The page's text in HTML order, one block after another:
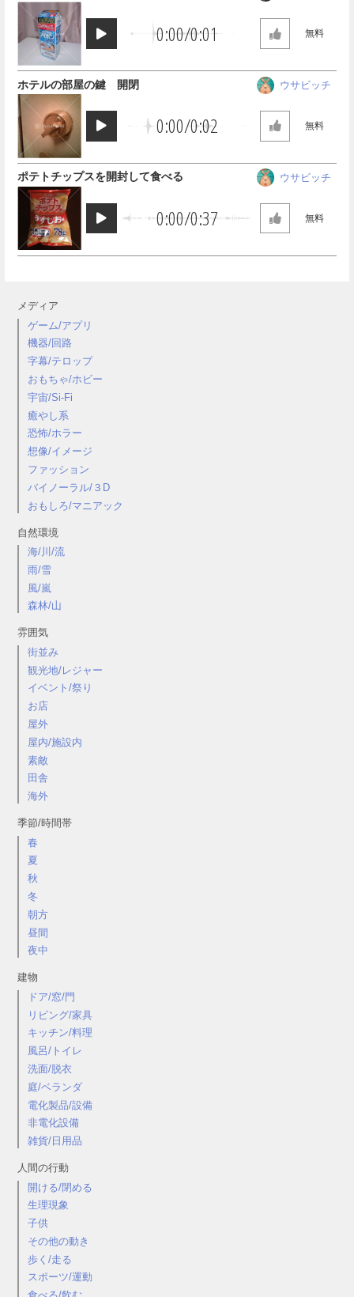
メディア
ゲーム/アプリ
機器/回路
字幕/テロップ
おもちゃ/ホビー
宇宙/Si-Fi
癒やし系
恐怖/ホラー
想像/イメージ
ファッション
バイノーラル/３D
おもしろ/マニアック
自然環境
海/川/流
雨/雪
風/嵐
森林/山
雰囲気
街並み
観光地/レジャー
イベント/祭り
お店
屋外
屋内/施設内
素敵
田舎
海外
季節/時間帯
春
夏
秋
冬
朝方
昼間
夜中
建物
ドア/窓/門
リビング/家具
キッチン/料理
風呂/トイレ
洗面/脱衣
庭/ベランダ
電化製品/設備
非電化設備
雑貨/日用品
人間の行動
開ける/閉める
生理現象
子供
その他の動き
歩く/走る
スポーツ/運動
0:00/0:01 無料
0:00/0:02
ホテルの部屋の鍵 開閉 ウサビッチ
無料
0:00/0:37
ポテトチップスを開封して食べる ウサビッチ
無料